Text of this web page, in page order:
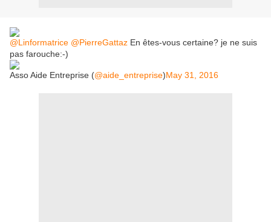
@Linformatrice @PierreGattaz En êtes-vous certaine? je ne suis
pas farouche:-)
Asso Aide Entreprise (@aide_entreprise)May 31, 2016